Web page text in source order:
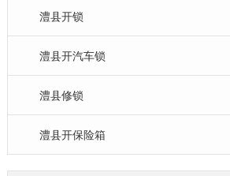
澧县开锁
澧县开汽车锁
澧县修锁
澧县开保险箱